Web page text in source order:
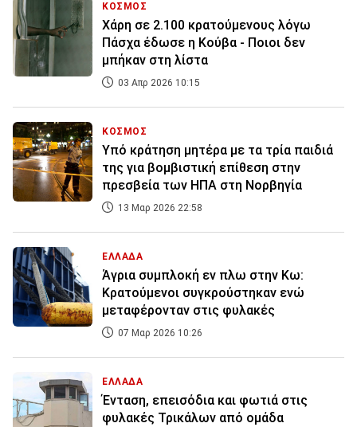
ΚΟΣΜΟΣ
Χάρη σε 2.100 κρατούμενους λόγω
Πάσχα έδωσε η Κούβα - Ποιοι δεν
μπήκαν στη λίστα
03 Απρ 2026 10:15
ΚΟΣΜΟΣ
Υπό κράτηση μητέρα με τα τρία παιδιά
της για βομβιστική επίθεση στην
πρεσβεία των ΗΠΑ στη Νορβηγία
13 Μαρ 2026 22:58
ΕΛΛΑΔΑ
Άγρια συμπλοκή εν πλω στην Κω:
Κρατούμενοι συγκρούστηκαν ενώ
μεταφέρονταν στις φυλακές
07 Μαρ 2026 10:26
ΕΛΛΑΔΑ
Ένταση, επεισόδια και φωτιά στις
φυλακές Τρικάλων από ομάδα